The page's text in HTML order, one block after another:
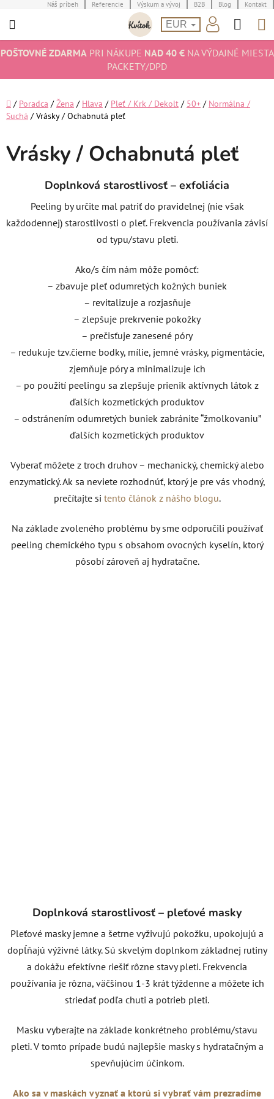
na
Náš príbeh Referencie Výskum a vývoj B2B Blog Kontakt
EUR
POŠTOVNÉ ZDARMAPRI NÁKUPE NAD 40 €NA VÝDAJNÉ MIESTA
PACKETY/DPD
Domov
/ Poradca / Žena / Hlava / Pleť / Krk / Dekolt / 50+ / Normálna /
Suchá / Vrásky / Ochabnutá pleť
Vrásky / Ochabnutá pleť
Doplnková starostlivosť – exfoliácia
Peeling by určite mal patriť do pravidelnej (nie však
každodennej) starostlivosti o pleť. Frekvencia používania závisí
od typu/stavu pleti.
Ako/s čím nám môže pomôcť:
– zbavuje pleť odumretých kožných buniek
– revitalizuje a rozjasňuje
– zlepšuje prekrvenie pokožky
– prečisťuje zanesené póry
– redukuje tzv.čierne bodky, mílie, jemné vrásky, pigmentácie,
zjemňuje póry a minimalizuje ich
– po použití peelingu sa zlepšuje prienik aktívnych látok z
ďalších kozmetických produktov
– odstránením odumretých buniek zabránite “žmolkovaniu”
ďalších kozmetických produktov
Vyberať môžete z troch druhov – mechanický, chemický alebo
enzymatický. Ak sa neviete rozhodnúť, ktorý je pre vás vhodný,
prečítajte si tento článok z nášho blogu.
Na základe zvoleného problému by sme odporučili používať
peeling chemického typu s obsahom ovocných kyselín, ktorý
pôsobí zároveň aj hydratačne.
Doplnková starostlivosť – pleťové masky
Pleťové masky jemne a šetrne vyživujú pokožku, upokojujú a
dopĺňajú výživné látky. Sú skvelým doplnkom základnej rutiny
a dokážu efektívne riešiť rôzne stavy pleti. Frekvencia
používania je rôzna, väčšinou 1-3 krát týždenne a môžete ich
striedať podľa chuti a potrieb pleti.
Masku vyberajte na základe konkrétneho problému/stavu
pleti. V tomto prípade budú najlepšie masky s hydratačným a
spevňujúcim účinkom.
Ako sa v maskách vyznať a ktorú si vybrať vám prezradíme